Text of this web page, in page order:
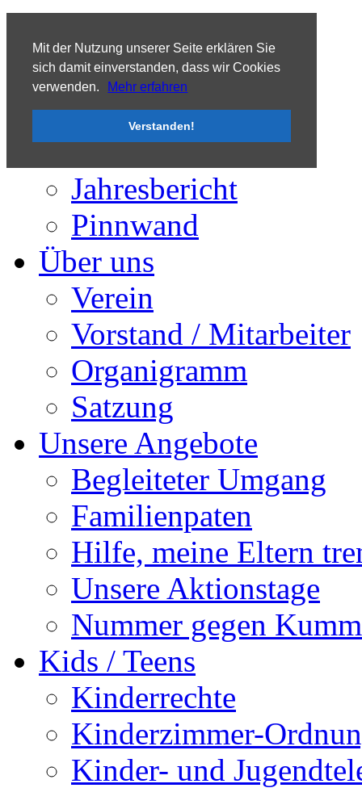
Mit der Nutzung unserer Seite erklären Sie
sich damit einverstanden, dass wir Cookies
verwenden.
Mehr erfahren
Verstanden!
Aktuelles
Termine / Ankündigungen
Presse
Jahresbericht
Pinnwand
Über uns
Verein
Vorstand / Mitarbeiter
Organigramm
Satzung
Unsere Angebote
Begleiteter Umgang
Familienpaten
Hilfe, meine Eltern
Unsere Aktionstage
Nummer gegen
Kids / Teens
Kinderrechte
Kinderzimmer-
Kinder- und